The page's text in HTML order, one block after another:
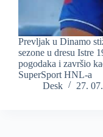
Prevljak u Dinamo
sezone u dresu Istre
pogodaka i završio
SuperSport HNL-a
Desk
27.